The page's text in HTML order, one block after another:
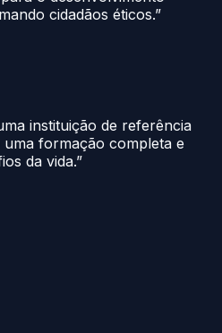
cidadãos éticos.”
instituição de referência
formação completa e
da vida.”